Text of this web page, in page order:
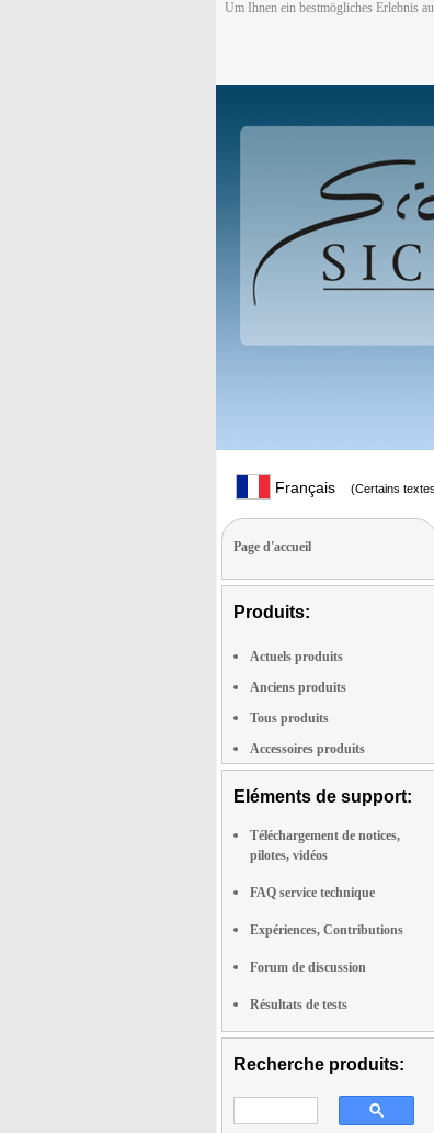
Um Ihnen ein bestmögliches Erlebnis
Français (Certains
Page d'accueil
Produits:
Actuels produits
Anciens produits
Tous produits
Accessoires produits
Eléments de support:
Téléchargement de notices,
pilotes, vidéos
FAQ service technique
Expériences, Contributions
Forum de discussion
Résultats de tests
Recherche produits: